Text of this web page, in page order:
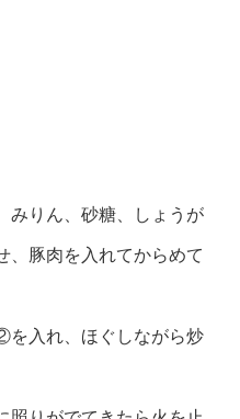
りん、砂糖、しょうが
、豚肉を入れてからめて
入れ、ほぐしながら炒